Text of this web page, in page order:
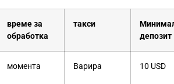
време за
обработка
такси
депозит
момента Варира 10 USD